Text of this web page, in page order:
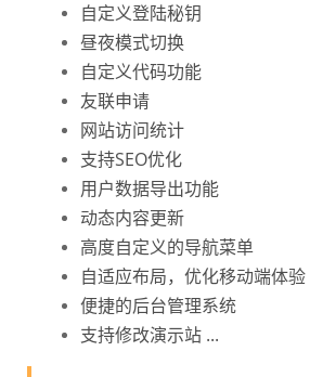
自定义登陆秘钥
昼夜模式切换
自定义代码功能
友联申请
网站访问统计
支持SEO优化
用户数据导出功能
动态内容更新
高度自定义的导航菜单
自适应布局，优化移动端体验
便捷的后台管理系统
支持修改演示站 ...